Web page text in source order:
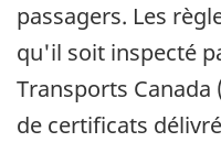
passagers. Les
qu'il soit inspecté
Transports
de certificats